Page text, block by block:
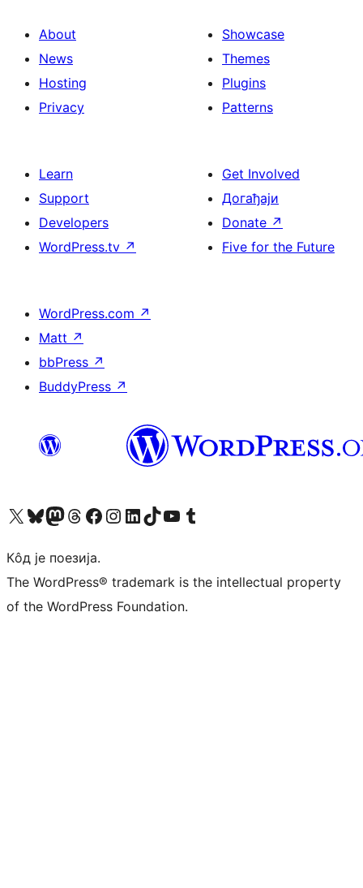
About
News
Hosting
Privacy
Showcase
Themes
Plugins
Patterns
Learn
Support
Developers
WordPress.tv ↗
Get Involved
Догађаји
Donate ↗
Five for the Future
WordPress.com ↗
Matt ↗
bbPress ↗
BuddyPress ↗
Visit our X (formerly Twitter) account
Посетите наш Bluesky налог
Visit our Mastodon account
Посетите наш налог на Threads-у Visit our Facebook page
Посетите наш Инстаграм налог
Visit our LinkedIn account
Посетите наш TikTok налог
Visit our YouTube channel
Посетите наш Tumblr налог
Кôд је поезија.
The WordPress® trademark is the intellectual property
of the WordPress Foundation.